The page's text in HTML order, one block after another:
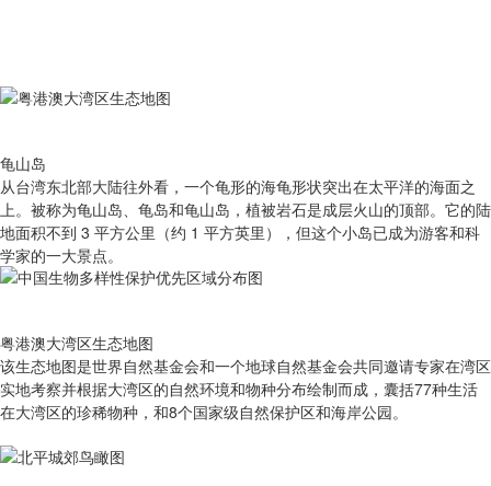
龟山岛
从台湾东北部大陆往外看，一个龟形的海龟形状突出在太平洋的海面之
上。被称为龟山岛、龟岛和龟山岛，植被岩石是成层火山的顶部。它的陆
地面积不到 3 平方公里（约 1 平方英里），但这个小岛已成为游客和科
学家的一大景点。
粤港澳大湾区生态地图
该生态地图是世界自然基金会和一个地球自然基金会共同邀请专家在湾区
实地考察并根据大湾区的自然环境和物种分布绘制而成，囊括77种生活
在大湾区的珍稀物种，和8个国家级自然保护区和海岸公园。